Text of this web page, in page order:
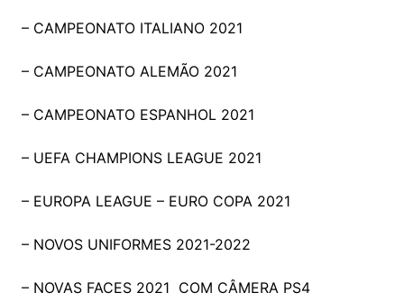
– CAMPEONATO ITALIANO 2021
– CAMPEONATO ALEMÃO 2021
– CAMPEONATO ESPANHOL 2021
– UEFA CHAMPIONS LEAGUE 2021
– EUROPA LEAGUE – EURO COPA 2021
– NOVOS UNIFORMES 2021-2022
– NOVAS FACES 2021 COM CÂMERA PS4